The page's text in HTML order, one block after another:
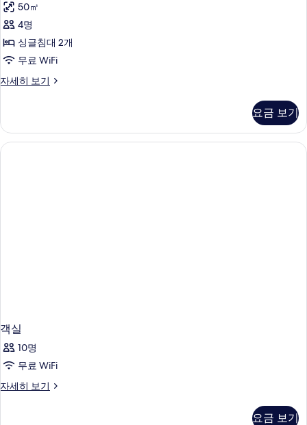
Apartment
Deluxe
사
진
모
기
50㎡
4명
싱글침대 2개
무료 WiFi
자세히 보기
One
자
세
히
요금 보기
객실
10명
무료 WiFi
자세히 보기
객
요금 보기